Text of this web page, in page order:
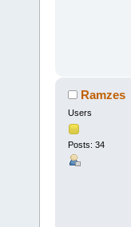
Ramzes
Users
Posts: 34